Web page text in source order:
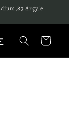
Argyle
物